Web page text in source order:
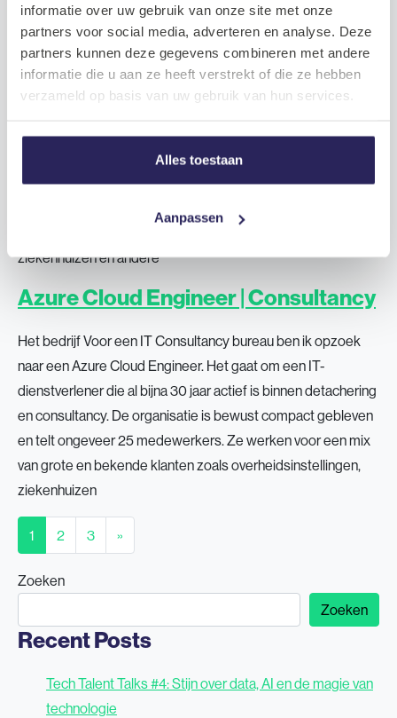
informatie over uw gebruik van onze site met onze
partners voor social media, adverteren en analyse. Deze
partners kunnen deze gegevens combineren met andere
informatie die u aan ze heeft verstrekt of die ze hebben
verzameld op basis van uw gebruik van hun services.
Alles toestaan
Aanpassen
initiatief
Systeembeheerder | Consultancy
naar een Systeembeheerder. Het gaat om een IT-
dienstverlener die al bijna 30 jaar actief is binnen detachering
en consultancy. De organisatie is bewust compact gebleven
en telt ongeveer 25 medewerkers. Ze werken voor een mix
ziekenhuizen en andere
Azure Cloud Engineer | Consultancy
Het bedrijf Voor een IT Consultancy bureau ben ik opzoek
naar een Azure Cloud Engineer. Het gaat om een IT-
dienstverlener die al bijna 30 jaar actief is binnen detachering
en consultancy. De organisatie is bewust compact gebleven
en telt ongeveer 25 medewerkers. Ze werken voor een mix
van grote en bekende klanten zoals overheidsinstellingen,
ziekenhuizen
Berichten navigatie
1 2 3 »
Zoeken
Zoeken
Recent Posts
Tech Talent Talks #4: Stijn over data, AI en de magie van
technologie